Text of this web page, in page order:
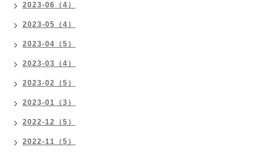
2023-06（4）
2023-05（4）
2023-04（5）
2023-03（4）
2023-02（5）
2023-01（3）
2022-12（5）
2022-11（5）